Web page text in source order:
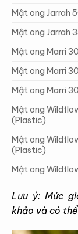
Mật ong Jarrah
Mật ong Jarrah
Mật ong Marri
Mật ong Marri
Mật ong Marri
Mật ong
(Plastic)
Mật ong
(Plastic)
Mật ong
Lưu ý: Mức
khảo và có